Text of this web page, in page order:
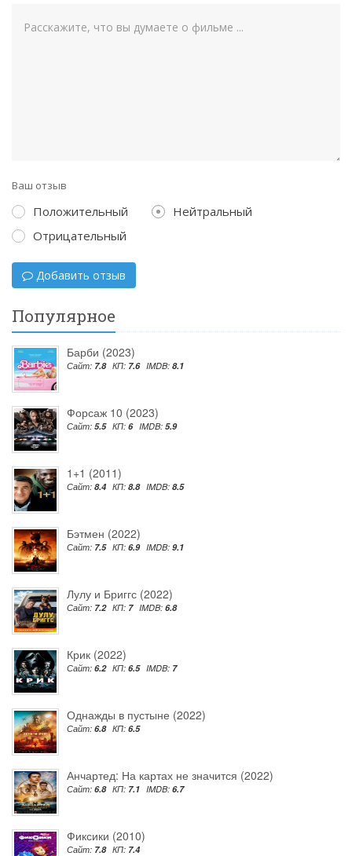
Ваш отзыв
Положительный
Нейтральный
Отрицательный
Добавить отзыв
Популярное
Барби (2023)
Сайт: 7.8 КП: 7.6 IMDB: 8.1
Форсаж 10 (2023)
Сайт: 5.5 КП: 6 IMDB: 5.9
1+1 (2011)
Сайт: 8.4 КП: 8.8 IMDB: 8.5
Бэтмен (2022)
Сайт: 7.5 КП: 6.9 IMDB: 9.1
Лулу и Бриггс (2022)
Сайт: 7.2 КП: 7 IMDB: 6.8
Крик (2022)
Сайт: 6.2 КП: 6.5 IMDB: 7
Однажды в пустыне (2022)
Сайт: 6.8 КП: 6.5
Анчартед: На картах не значится (2022)
Сайт: 6.8 КП: 7.1 IMDB: 6.7
Фиксики (2010)
Сайт: 7.8 КП: 7.4